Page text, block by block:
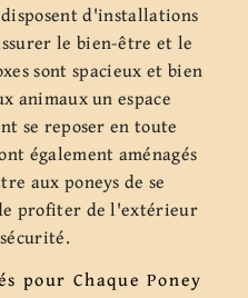
d'installations
le bien-être et le
sont spacieux et bien
animaux un espace
se reposer en toute
également aménagés
aux poneys de se
profiter de l'extérieur
pour Chaque Poney